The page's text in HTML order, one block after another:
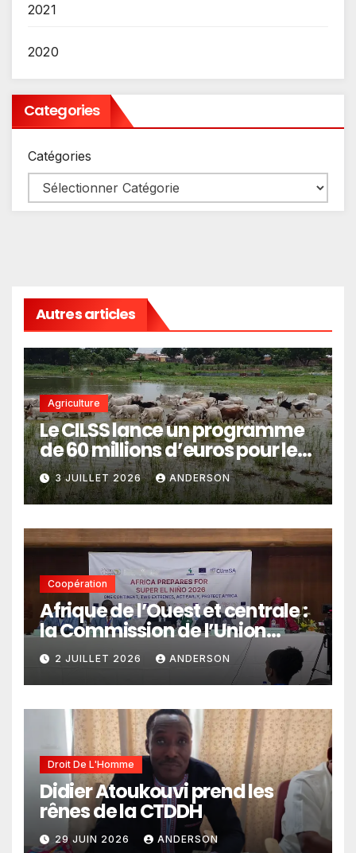
2021
2020
Categories
Catégories
Autres articles
Agriculture
Le CILSS lance un programme
de 60 millions d’euros pour le
pastoralisme
3 JUILLET 2026 ANDERSON
Coopération
Afrique de l’Ouest et centrale :
la Commission de l’Union
africaine veut renforcer
l’intégration des services
climatiques dans les
politiques publiques
2 JUILLET 2026 ANDERSON
Droit De L'Homme
Didier Atoukouvi prend les
rênes de la CTDDH
29 JUIN 2026 ANDERSON